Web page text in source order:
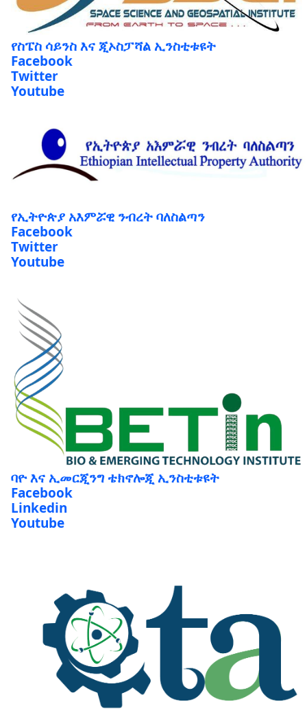
የስፔስ ሳይንስ እና ጂኦስፓሻል ኢንስቲቱዩት
Facebook
Twitter
Youtube
የኢትዮጵያ አእምሯዊ ንብረት ባለስልጣን
Facebook
Twitter
Youtube
ባዮ እና ኢመርጂንግ ቴክኖሎጂ ኢንስቲቱዩት
Facebook
Linkedin
Youtube